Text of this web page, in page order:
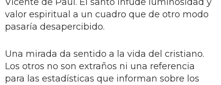
valor espiritual a un cuadro que de otro modo
pasaría desapercibido.
Una mirada da sentido a la vida del cristiano.
Los otros no son extraños ni una referencia
para las estadísticas que informan sobre los